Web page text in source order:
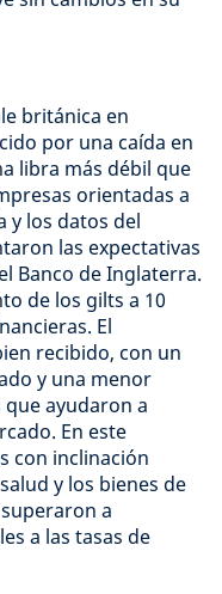
británica en
por una caída en
libra más débil que
orientadas a
y los datos del
las expectativas
Banco de Inglaterra.
de los gilts a 10
El
recibido, con un
y una menor
ayudaron a
En este
con inclinación
y los bienes de
a
a las tasas de